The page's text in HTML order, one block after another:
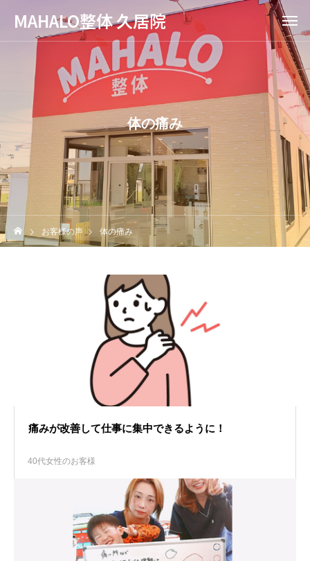
MAHALO整体 久居院
体の痛み
お客様の声 体の痛み
痛みが改善して仕事に集中できるように！
40代女性のお客様